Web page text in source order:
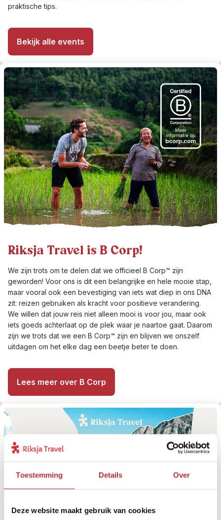
Toestemming Details Over
Deze website maakt gebruik van cookies
praktische tips.
Bekijk alle events
Riksja Travel is B Corp!
We zijn trots om te delen dat we officieel B Corp™ zijn
geworden! Voor ons is dit een belangrijke en hele mooie stap,
maar vooral ook een bevestiging van iets wat diep in ons DNA
zit: reizen gebruiken als kracht voor positieve verandering.
We willen dat jouw reis niet alleen mooi is voor jou, maar ook
iets goeds achterlaat op de plek waar je naartoe gaat. Daarom
zijn we trots dat we een B Corp™ zijn en blijven we onszelf
uitdagen om het elke dag een beetje beter te doen.
Lees meer over B Corp